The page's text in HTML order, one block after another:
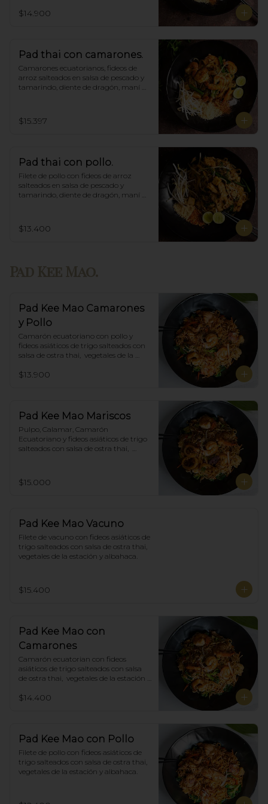
$14.900
Pad thai con camarones.
Camarones ecuatorianos, fideos de
arroz salteados en salsa de pescado y
tamarindo, diente de dragón, maní
$15.397
Pad thai con pollo.
Filete de pollo con fideos de arroz
salteados en salsa de pescado y
tamarindo, diente de dragón, maní
$13.400
Pad Kee Mao Camarones
y Pollo
Camarón ecuatoriano con pollo y
fideos asiáticos de trigo salteados con
salsa de ostra thai,  vegetales de la
$13.900
Pad Kee Mao Mariscos
Pulpo, Calamar, Camarón
Ecuatoriano y fideos asiáticos de trigo
salteados con salsa de ostra thai,
$15.000
Pad Kee Mao Vacuno
Filete de vacuno con fideos asiáticos de
trigo salteados con salsa de ostra thai,
vegetales de la estación y albahaca.
$15.400
Pad Kee Mao con
Camarones
Camarón ecuatorian con fideos
asiáticos de trigo salteados con salsa
de ostra thai,  vegetales de la estación y
$14.400
Pad Kee Mao con Pollo
Filete de pollo con fideos asiáticos de
trigo salteados con salsa de ostra thai,
vegetales de la estación y albahaca.